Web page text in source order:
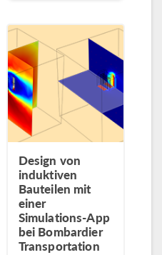
verwenden sollten.
Design von
induktiven
Bauteilen mit
einer
Simulations-App
bei Bombardier
Transportation